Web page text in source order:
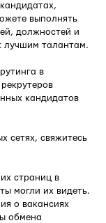
выполнять
должностей и
лучшим талантам.
в
кандидатов
сетях, свяжитесь
страниц в
могли их видеть.
о вакансиях
обмена